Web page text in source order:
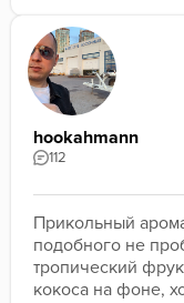
hookahmann
112
Прикольный
подобного не
тропический
кокоса на фоне,